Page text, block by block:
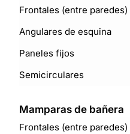
Frontales (entre paredes)
Angulares de esquina
Paneles fijos
Semicirculares
Mamparas de bañera
Frontales (entre paredes)